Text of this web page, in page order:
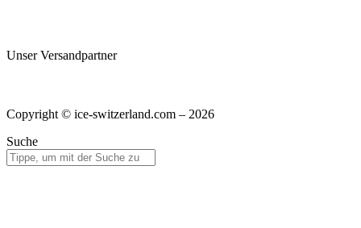
Unser Versandpartner
Copyright © ice-switzerland.com – 2026
Suche